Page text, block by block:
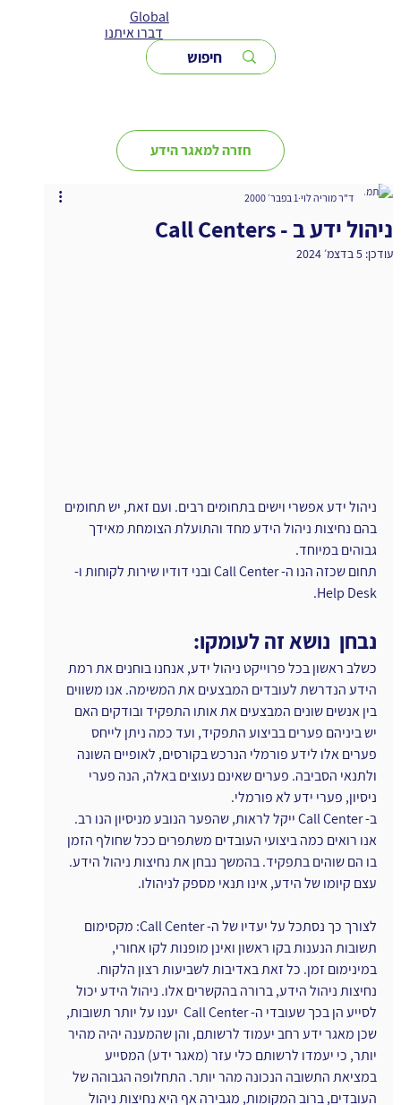
Global
דברו איתנו
חזרה למאגר הידע
ניהול ידע ב - Call Centers
ד"ר מוריה לוי 1 בפבר׳ 2000
עודכן: 5 בדצמ׳ 2024
ניהול ידע אפשרי וישים בתחומים רבים. ועם זאת, יש תחומים
בהם נחיצות ניהול הידע מחד והתועלת הצומחת מאידך
גבוהים במיוחד.
תחום שכזה הנו ה- Call Center ובני דודיו שירות לקוחות ו-
Help Desk.
נבחן  נושא זה לעומקו:
כשלב ראשון בכל פרוייקט ניהול ידע, אנחנו בוחנים את רמת
הידע הנדרשת לעובדים המבצעים את המשימה. אנו משווים
בין אנשים שונים המבצעים את אותו התפקיד ובודקים האם
יש ביניהם פערים בביצוע התפקיד, ועד כמה ניתן לייחס
פערים אלו לידע פורמלי הנרכש בקורסים, לאופיים השונה
ולתנאי הסביבה. פערים שאינם נעוצים באלה, הנה פערי
ניסיון, פערי ידע לא פורמלי.
ב- Call Center ייקל לראות, שהפער הנובע מניסיון הנו רב.
אנו רואים כמה ביצועי העובדים משתפרים ככל שחולף הזמן
בו הם שוהים בתפקיד. בהמשך נבחן את נחיצות ניהול הידע.
עצם קיומו של הידע, אינו תנאי מספק לניהולו.
לצורך כך נסתכל על יעדיו של ה- Call Center: מקסימום
תשובות הנענות בקו ראשון ואינן מופנות לקו אחורי,
במינימום זמן. כל זאת באדיבות לשביעות רצון הלקוח.
נחיצות ניהול הידע, ברורה בהקשרים אלו. ניהול הידע יכול
לסייע הן בכך שעובדי ה- Call Center  יענו על יותר תשובות,
שכן מאגר ידע רחב יעמוד לרשותם, והן שהמענה יהיה מהיר
יותר, כי יעמדו לרשותם כלי עזר (מאגר ידע) המסייע
במציאת התשובה הנכונה מהר יותר. התחלופה הגבוהה של
העובדים, ברוב המקומות, מגבירה אף היא נחיצות ניהול